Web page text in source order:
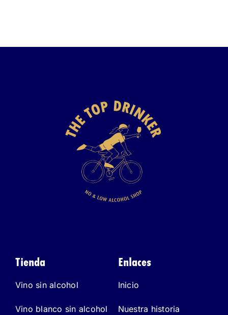
Tienda
Vino sin alcohol
Vino blanco sin alcohol
Enlaces
Inicio
Nuestra historia